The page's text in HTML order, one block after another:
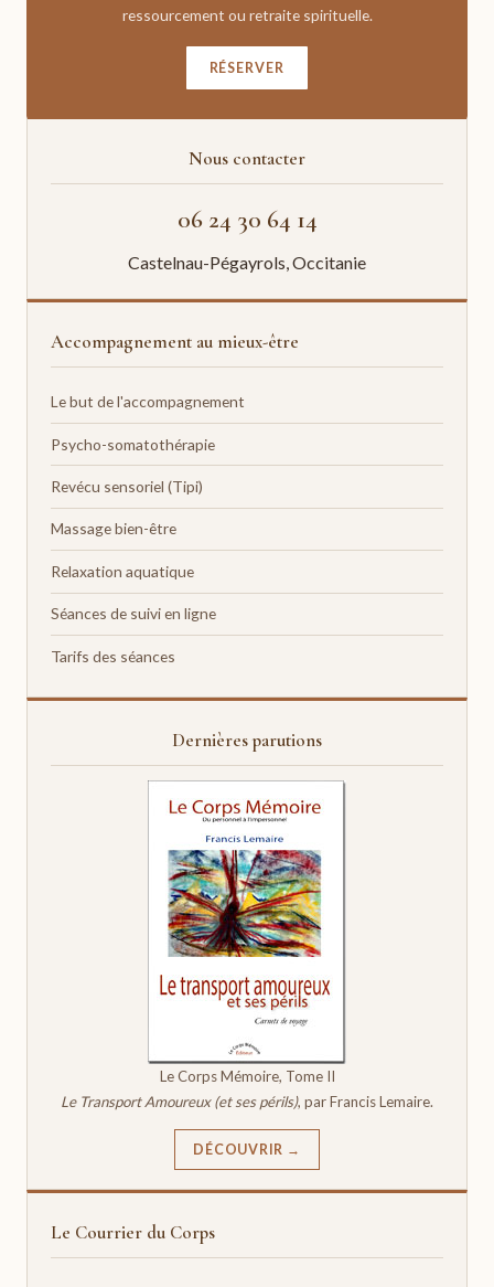
ressourcement ou retraite spirituelle.
RÉSERVER
Nous contacter
06 24 30 64 14
Castelnau-Pégayrols, Occitanie
Accompagnement au mieux-être
Le but de l'accompagnement
Psycho-somatothérapie
Revécu sensoriel (Tipi)
Massage bien-être
Relaxation aquatique
Séances de suivi en ligne
Tarifs des séances
Dernières parutions
Le Corps Mémoire, Tome II
Le Transport Amoureux (et ses périls), par Francis Lemaire.
DÉCOUVRIR →
Le Courrier du Corps